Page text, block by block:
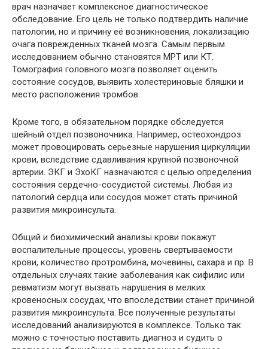
врач назначает комплексное диагностическое
обследование. Его цель не только подтвердить наличие
патологии, но и причину её возникновения, локализацию
очага поврежденных тканей мозга. Самым первым
исследованием обычно становятся МРТ или КТ.
Томография головного мозга позволяет оценить
состояние сосудов, выявить холестериновые бляшки и
место расположения тромбов.
Кроме того, в обязательном порядке обследуется
шейный отдел позвоночника. Например, остеохондроз
может провоцировать серьезные нарушения циркуляции
крови, вследствие сдавливания крупной позвоночной
артерии. ЭКГ и ЭхоКГ назначаются с целью определения
состояния сердечно-сосудистой системы. Любая из
патологий сердца или сосудов может стать причиной
развития микроинсульта.
Общий и биохимический анализы крови покажут
воспалительные процессы, уровень свертываемости
крови, количество протромбина, мочевины, сахара и пр. В
отдельных случаях такие заболевания как сифилис или
ревматизм могут вызвать нарушения в мелких
кровеносных сосудах, что впоследствии станет причиной
развития микроинсульта. Все полученные результаты
исследований анализируются в комплексе. Только так
можно с точностью поставить диагноз и судить о